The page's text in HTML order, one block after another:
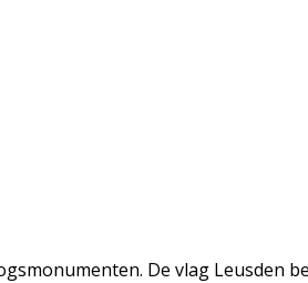
De vlag Leusden